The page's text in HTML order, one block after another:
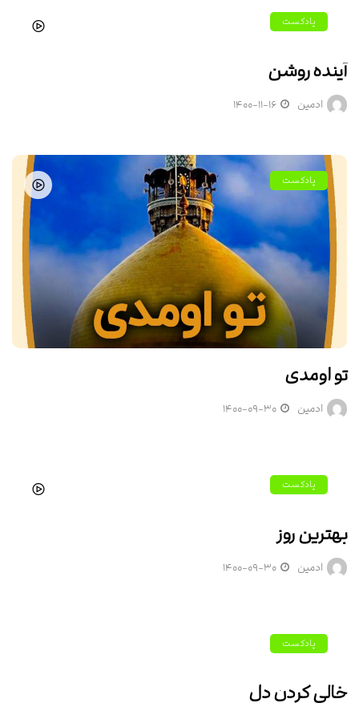
پادکست
آینده روشن
ادمین ۱۴۰۰-۱۱-۱۶
پادکست
تو اومدی
ادمین ۱۴۰۰-۰۹-۳۰
پادکست
بهترین روز
ادمین ۱۴۰۰-۰۹-۳۰
پادکست
خالی کردن دل